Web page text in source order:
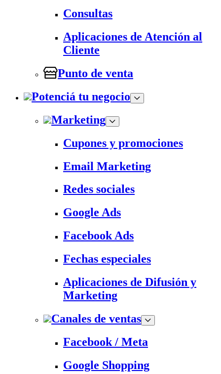
Consultas
Aplicaciones de Atención al
Cliente
Punto de venta
Potenciá tu negocio
Marketing
Cupones y promociones
Email Marketing
Redes sociales
Google Ads
Facebook Ads
Fechas especiales
Aplicaciones de Difusión y
Marketing
Canales de ventas
Facebook / Meta
Google Shopping